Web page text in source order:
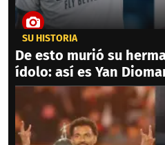
SU HISTORIA
De esto murió su
ídolo: así es Yan